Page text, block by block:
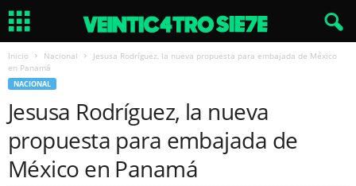
Inicio Nacional
Jesusa Rodríguez, la nueva propuesta para embajada de México
en Panamá
NACIONAL
Jesusa Rodríguez, la nueva
propuesta para embajada de
México en Panamá